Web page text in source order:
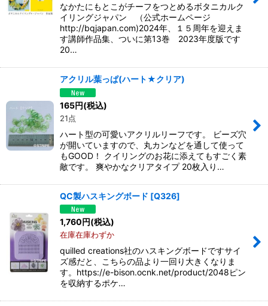
なかたにもとこがチーフをつとめるボタニカルク
イリングジャパン （公式ホームページ
http://bqjapan.com)2024年、１５周年を迎えま
す講師作品集、ついに第13巻 2023年度版です
20…
アクリル葉っぱ(ハート★クリア)
165円(税込)
21点
ハート型の可愛いアクリルリーフです。 ビーズ穴
が開いていますので、丸カンなどを通して使って
もGOOD！ クイリングのお花に添えてもすごく素
敵です。 爽やかなクリアタイプ 20枚入り…
QC製ハスキングボード [Q326]
1,760円(税込)
在庫在庫わずか
quilled creations社のハスキングボードですサイ
ズ感だと、こちらの品より一回り大きくなりま
す。https://e-bison.ocnk.net/product/2048ピン
を収納するポケ…